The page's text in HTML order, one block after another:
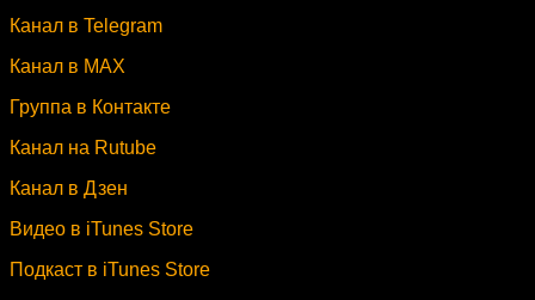
Канал в Telegram
Канал в MAX
Группа в Контакте
Канал на Rutube
Канал в Дзен
Видео в iTunes Store
Подкаст в iTunes Store